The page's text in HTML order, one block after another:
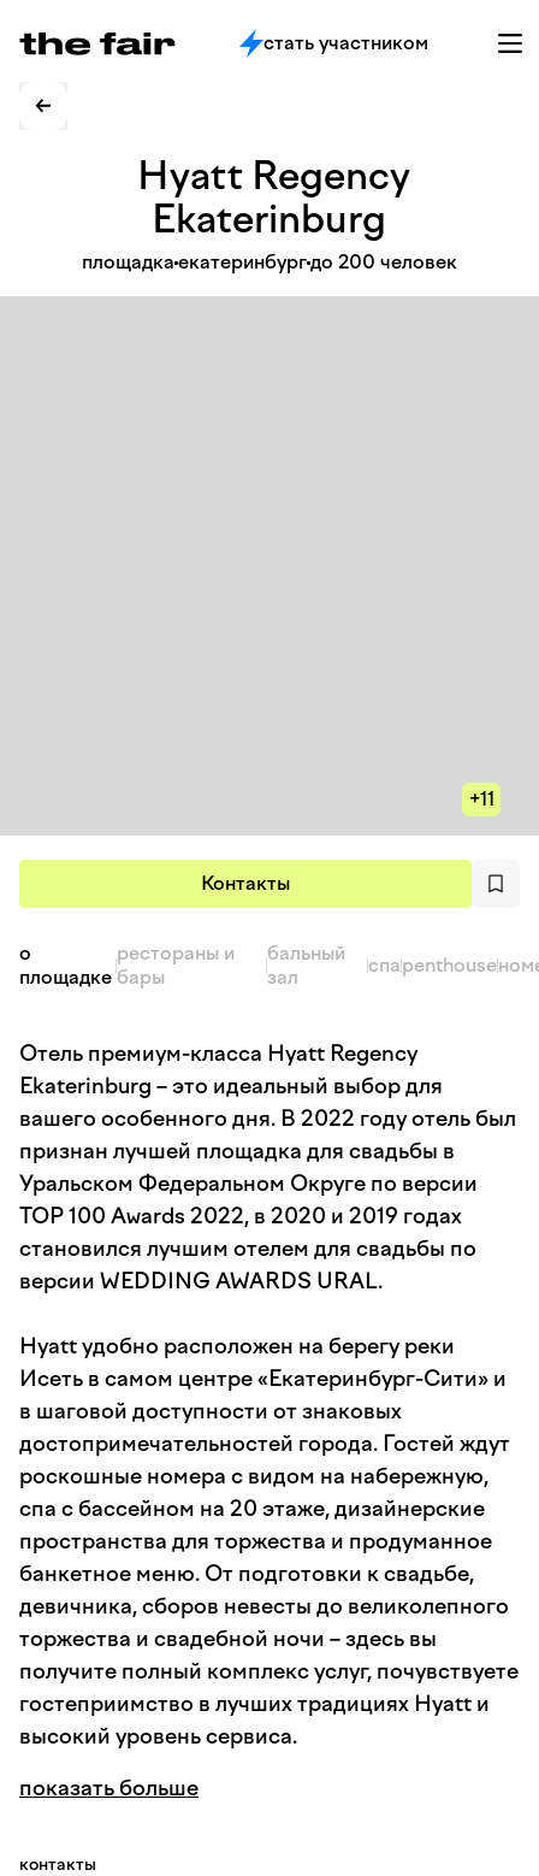
стать участником
Hyatt Regency
Ekaterinburg
площадка екатеринбургдо 200 человек
+11
Контакты
о
площадке
рестораны и
бары
бальный
зал
спаpenthouse
Отель премиум-класса Hyatt Regency
Ekaterinburg – это идеальный выбор для
вашего особенного дня. В 2022 году отель был
признан лучшей площадка для свадьбы в
Уральском Федеральном Округе по версии
ТОР 100 Awards 2022, в 2020 и 2019 годах
становился лучшим отелем для свадьбы по
версии WEDDING AWARDS URAL.
Hyatt удобно расположен на берегу реки
Исеть в самом центре «Екатеринбург-Сити» и
в шаговой доступности от знаковых
достопримечательностей города. Гостей ждут
роскошные номера с видом на набережную,
спа с бассейном на 20 этаже, дизайнерские
пространства для торжества и продуманное
банкетное меню. От подготовки к свадьбе,
девичника, сборов невесты до великолепного
торжества и свадебной ночи – здесь вы
получите полный комплекс услуг, почувствуете
гостеприимство в лучших традициях Hyatt и
высокий уровень сервиса.
показать больше
контакты